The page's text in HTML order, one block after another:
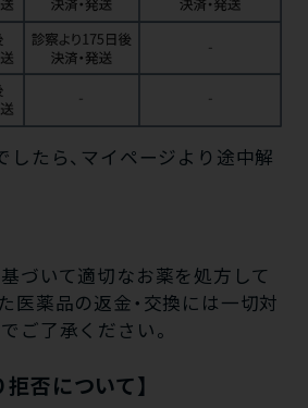
したら、マイページより途中解
づいて適切なお薬を処方して
医薬品の返金・交換には一切対
ご了承ください。
否について】